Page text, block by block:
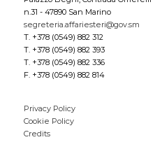
n.31 - 47890 San Marino
segreteria.affariesteri@gov.sm
T. +378 (0549) 882 312
T. +378 (0549) 882 393
T. +378 (0549) 882 336
F. +378 (0549) 882 814
Privacy Policy
Cookie Policy
Credits